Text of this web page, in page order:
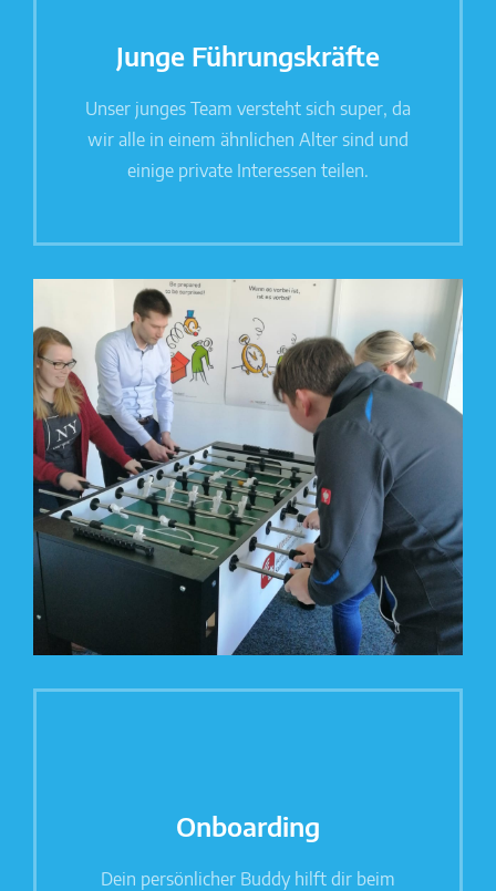
Junge Führungskräfte
Unser junges Team versteht sich super, da
wir alle in einem ähnlichen Alter sind und
einige private Interessen teilen.
Onboarding
Dein persönlicher Buddy hilft dir beim